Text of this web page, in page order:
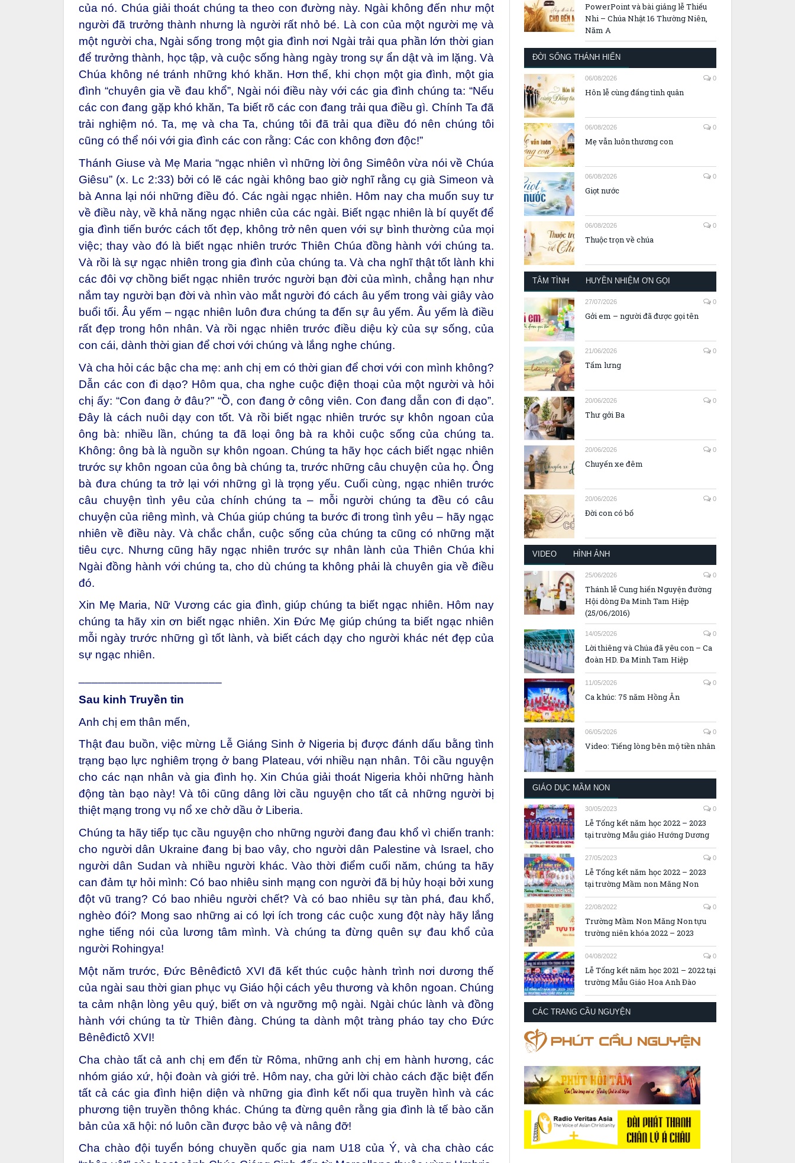
của nó. Chúa giải thoát chúng ta theo con đường này. Ngài không đến như một
người đã trưởng thành nhưng là người rất nhỏ bé. Là con của một người mẹ và
một người cha, Ngài sống trong một gia đình nơi Ngài trải qua phần lớn thời gian
để trưởng thành, học tập, và cuộc sống hàng ngày trong sự ẩn dật và im lặng. Và
Chúa không né tránh những khó khăn. Hơn thế, khi chọn một gia đình, một gia
đình “chuyên gia về đau khổ”, Ngài nói điều này với các gia đình chúng ta: “Nếu
các con đang gặp khó khăn, Ta biết rõ các con đang trải qua điều gì. Chính Ta đã
trải nghiệm nó. Ta, mẹ và cha Ta, chúng tôi đã trải qua điều đó nên chúng tôi
cũng có thể nói với gia đình các con rằng: Các con không đơn độc!”
Thánh Giuse và Mẹ Maria “ngạc nhiên vì những lời ông Simêôn vừa nói về Chúa
Giêsu” (x. Lc 2:33) bởi có lẽ các ngài không bao giờ nghĩ rằng cụ già Simeon và
bà Anna lại nói những điều đó. Các ngài ngạc nhiên. Hôm nay cha muốn suy tư
về điều này, về khả năng ngạc nhiên của các ngài. Biết ngạc nhiên là bí quyết để
gia đình tiến bước cách tốt đẹp, không trở nên quen với sự bình thường của mọi
việc; thay vào đó là biết ngạc nhiên trước Thiên Chúa đồng hành với chúng ta.
Và rồi là sự ngạc nhiên trong gia đình của chúng ta. Và cha nghĩ thật tốt lành khi
các đôi vợ chồng biết ngạc nhiên trước người bạn đời của mình, chẳng hạn như
nắm tay người bạn đời và nhìn vào mắt người đó cách âu yếm trong vài giây vào
buổi tối. Âu yếm – ngạc nhiên luôn đưa chúng ta đến sự âu yếm. Âu yếm là điều
rất đẹp trong hôn nhân. Và rồi ngạc nhiên trước điều diệu kỳ của sự sống, của
con cái, dành thời gian để chơi với chúng và lắng nghe chúng.
Và cha hỏi các bậc cha mẹ: anh chị em có thời gian để chơi với con mình không?
Dẫn các con đi dạo? Hôm qua, cha nghe cuộc điện thoại của một người và hỏi
chị ấy: “Con đang ở đâu?” “Ồ, con đang ở công viên. Con đang dẫn con đi dạo”.
Đây là cách nuôi dạy con tốt. Và rồi biết ngạc nhiên trước sự khôn ngoan của
ông bà: nhiều lần, chúng ta đã loại ông bà ra khỏi cuộc sống của chúng ta.
Không: ông bà là nguồn sự khôn ngoan. Chúng ta hãy học cách biết ngạc nhiên
trước sự khôn ngoan của ông bà chúng ta, trước những câu chuyện của họ. Ông
bà đưa chúng ta trở lại với những gì là trọng yếu. Cuối cùng, ngạc nhiên trước
câu chuyện tình yêu của chính chúng ta – mỗi người chúng ta đều có câu
chuyện của riêng mình, và Chúa giúp chúng ta bước đi trong tình yêu – hãy ngạc
nhiên về điều này. Và chắc chắn, cuộc sống của chúng ta cũng có những mặt
tiêu cực. Nhưng cũng hãy ngạc nhiên trước sự nhân lành của Thiên Chúa khi
Ngài đồng hành với chúng ta, cho dù chúng ta không phải là chuyên gia về điều
đó.
Xin Mẹ Maria, Nữ Vương các gia đình, giúp chúng ta biết ngạc nhiên. Hôm nay
chúng ta hãy xin ơn biết ngạc nhiên. Xin Đức Mẹ giúp chúng ta biết ngạc nhiên
mỗi ngày trước những gì tốt lành, và biết cách dạy cho người khác nét đẹp của
sự ngạc nhiên.
Sau kinh Truyền tin
Anh chị em thân mến,
Thật đau buồn, việc mừng Lễ Giáng Sinh ở Nigeria bị được đánh dấu bằng tình
trạng bạo lực nghiêm trọng ở bang Plateau, với nhiều nạn nhân. Tôi cầu nguyện
cho các nạn nhân và gia đình họ. Xin Chúa giải thoát Nigeria khỏi những hành
động tàn bạo này! Và tôi cũng dâng lời cầu nguyện cho tất cả những người bị
thiệt mạng trong vụ nổ xe chở dầu ở Liberia.
Chúng ta hãy tiếp tục cầu nguyện cho những người đang đau khổ vì chiến tranh:
cho người dân Ukraine đang bị bao vây, cho người dân Palestine và Israel, cho
người dân Sudan và nhiều người khác. Vào thời điểm cuối năm, chúng ta hãy
can đảm tự hỏi mình: Có bao nhiêu sinh mạng con người đã bị hủy hoại bởi xung
đột vũ trang? Có bao nhiêu người chết? Và có bao nhiêu sự tàn phá, đau khổ,
nghèo đói? Mong sao những ai có lợi ích trong các cuộc xung đột này hãy lắng
nghe tiếng nói của lương tâm mình. Và chúng ta đừng quên sự đau khổ của
người Rohingya!
Một năm trước, Đức Bênêđictô XVI đã kết thúc cuộc hành trình nơi dương thế
của ngài sau thời gian phục vụ Giáo hội cách yêu thương và khôn ngoan. Chúng
ta cảm nhận lòng yêu quý, biết ơn và ngưỡng mộ ngài. Ngài chúc lành và đồng
hành với chúng ta từ Thiên đàng. Chúng ta dành một tràng pháo tay cho Đức
Bênêđictô XVI!
Cha chào tất cả anh chị em đến từ Rôma, những anh chị em hành hương, các
nhóm giáo xứ, hội đoàn và giới trẻ. Hôm nay, cha gửi lời chào cách đặc biệt đến
tất cả các gia đình hiện diện và những gia đình kết nối qua truyền hình và các
phương tiện truyền thông khác. Chúng ta đừng quên rằng gia đình là tế bào căn
bản của xã hội: nó luôn cần được bảo vệ và nâng đỡ!
Cha chào đội tuyển bóng chuyền quốc gia nam U18 của Ý, và cha chào các
PowerPoint và bài giảng lễ Thiếu
Nhi – Chúa Nhật 16 Thường Niên,
Năm A
ĐỜI SỐNG THÁNH HIẾN
06/08/2026 0
Hôn lễ cùng đấng tình quân
06/08/2026 0
Mẹ vẫn luôn thương con
06/08/2026 0
Giọt nước
06/08/2026 0
Thuộc trọn về chúa
TÂM TÌNH HUYỀN NHIỆM ƠN GỌI
27/07/2026 0
Gởi em – người đã được gọi tên
21/06/2026 0
Tấm lưng
20/06/2026 0
Thư gởi Ba
20/06/2026 0
Chuyến xe đêm
20/06/2026 0
Đời con có bố
VIDEO HÌNH ẢNH
25/06/2026 0
Thánh lễ Cung hiến Nguyện đường
Hội dòng Đa Minh Tam Hiệp
(25/06/2016)
14/05/2026 0
Lời thiêng và Chúa đã yêu con – Ca
đoàn HD. Đa Minh Tam Hiệp
11/05/2026 0
Ca khúc: 75 năm Hồng Ân
06/05/2026 0
Video: Tiếng lòng bên mộ tiền nhân
GIÁO DỤC MẦM NON
30/05/2023 0
Lễ Tổng kết năm học 2022 – 2023
tại trường Mẫu giáo Hướng Dương
27/05/2023 0
Lễ Tổng kết năm học 2022 – 2023
tại trường Mầm non Măng Non
22/08/2022 0
Trường Mầm Non Măng Non tựu
trường niên khóa 2022 – 2023
04/08/2022 0
Lễ Tổng kết năm học 2021 – 2022 tại
trường Mẫu Giáo Hoa Anh Đào
CÁC TRANG CẦU NGUYỆN